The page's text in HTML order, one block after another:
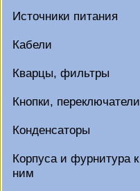
Источники питания
Кабели
Кварцы, фильтры
Кнопки, переключатели
Конденсаторы
Корпуса и фурнитура к
ним